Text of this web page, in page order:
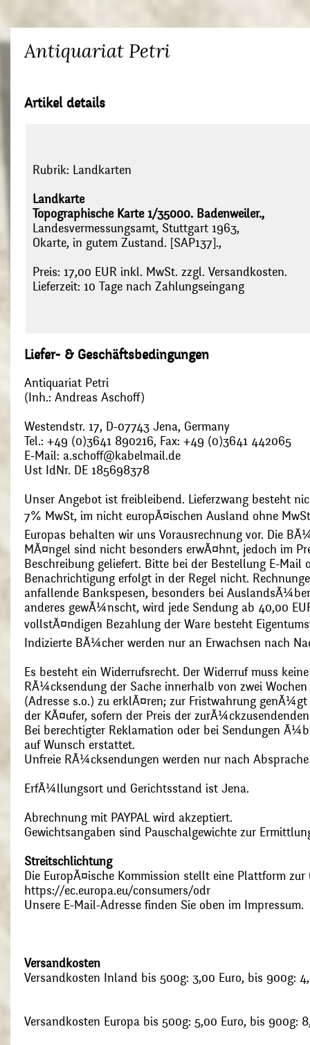
Antiquariat Petri
Artikel details
Rubrik: Landkarten
Landkarte
Topographische Karte 1/35000. Badenweiler.,
Landesvermessungsamt, Stuttgart 1963,
Okarte, in gutem Zustand. [SAP137].,
Preis: 17,00 EUR inkl. MwSt. zzgl. Versandkosten.
Lieferzeit: 10 Tage nach Zahlungseingang
Liefer- & Geschäftsbedingungen
Antiquariat Petri
(Inh.: Andreas Aschoff)
Westendstr. 17, D-07743 Jena, Germany
Tel.: +49 (0)3641 890216, Fax: +49 (0)3641 442065
E-Mail: a.schoff@kabelmail.de
Ust IdNr. DE 185698378
Unser Angebot ist freibleibend. Lieferzwang besteht
7% MwSt, im nicht europÃ¤ischen Ausland ohne
Europas behalten wir uns Vorausrechnung vor. Die
MÃ¤ngel sind nicht besonders erwÃ¤hnt, jedoch im
Beschreibung geliefert. Bitte bei der Bestellung E-Mail
Benachrichtigung erfolgt in der Regel nicht.
anfallende Bankspesen, besonders bei
anderes gewÃ¼nscht, wird jede Sendung ab 40,00
vollstÃ¤ndigen Bezahlung der Ware besteht
Indizierte BÃ¼cher werden nur an Erwachsen nach
Es besteht ein Widerrufsrecht. Der Widerruf muss
RÃ¼cksendung der Sache innerhalb von zwei
(Adresse s.o.) zu erklÃ¤ren; zur Fristwahrung
der KÃ¤ufer, sofern der Preis der
Bei berechtigter Reklamation oder bei Sendungen
auf Wunsch erstattet.
Unfreie RÃ¼cksendungen werden nur nach
ErfÃ¼llungsort und Gerichtsstand ist Jena.
Abrechnung mit PAYPAL wird akzeptiert.
Gewichtsangaben sind Pauschalgewichte zur
Streitschlichtung
Die EuropÃ¤ische Kommission stellt eine Plattform
https://ec.europa.eu/consumers/odr
Unsere E-Mail-Adresse finden Sie oben im Impressum.
Versandkosten
Versandkosten Inland bis 500g: 3,00 Euro, bis 900g:
Versandkosten Europa bis 500g: 5,00 Euro, bis 900g: